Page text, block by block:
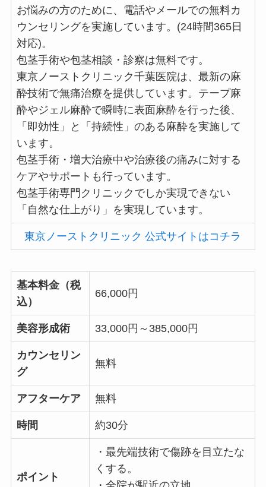
お悩みの方のために、電話やメールでの無料カ
ウンセリングを実施しています。(24時間365日
対応)。
包茎手術や包茎相談・診察は無料です。
東京ノーストクリニック千葉医院は、最新の麻
酔技術で無痛治療を提供しています。テープ麻
酔やジェル麻酔で瞬時に表面麻酔を行った後、
「即効性」と「持続性」のある麻酔を実施して
います。
包茎手術・増大治療中や治療後の痛みに対する
ケアやサポートも行っています。
包茎手術専門クリニックでしか実現できない
「自然な仕上がり」を実現しています。
東京ノーストクリニック 公式サイトはコチラ
基本料金（税
込）
66,000円
美容形成術 33,000円～385,000円
カウンセリン
グ
無料
アフターケア 無料
時間 約30分
ポイント
・最先端技術で傷跡を目立たな
くする。